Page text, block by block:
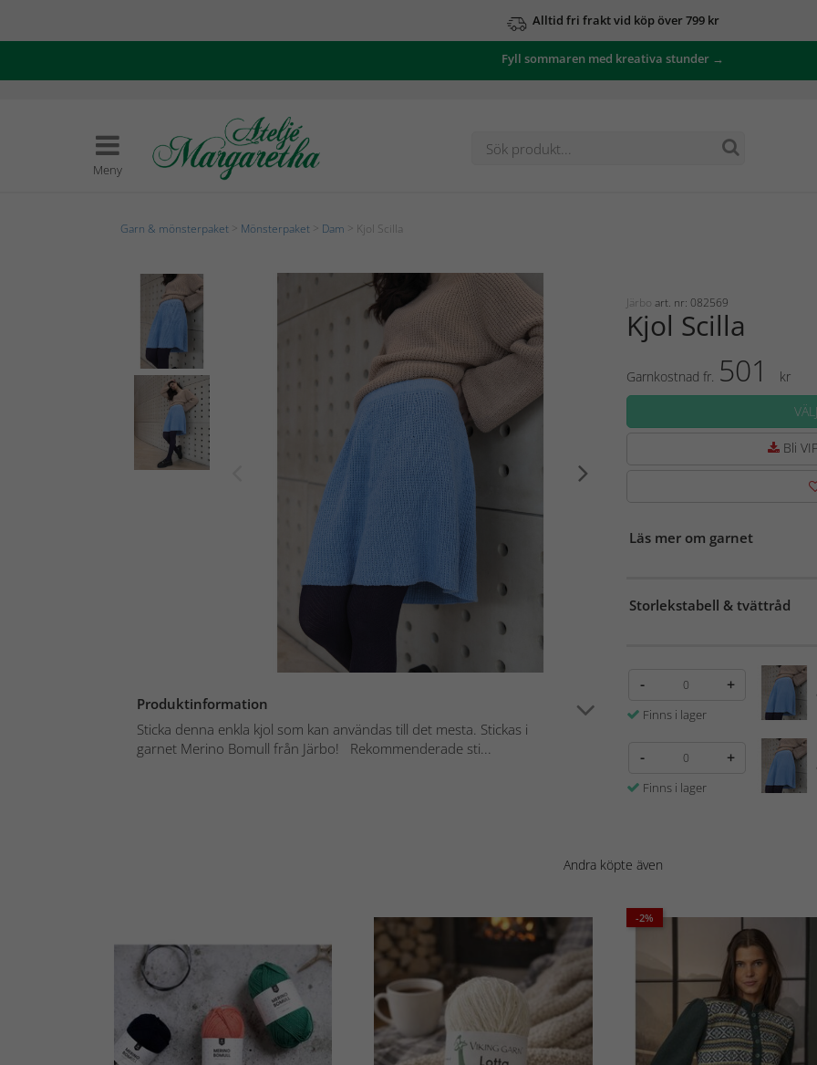
Alltid fri frakt vid köp över 799 kr
Fyll sommaren med kreativa stunder →
Meny
Garn & mönsterpaket Mönsterpaket Dam > Kjol Scilla
Produktinformation
Sticka denna enkla kjol som kan användas till det mesta. Stickas i
garnet Merino Bomull från Järbo! Rekommenderade sti...
Järbo art. nr: 082569
Kjol Scilla
Garnkostnad fr. 501
kr
Bli
Läs mer om garnet
Storlekstabell & tvättråd
- +
Finns i lager
- +
Finns i lager
Andra köpte även
-2%